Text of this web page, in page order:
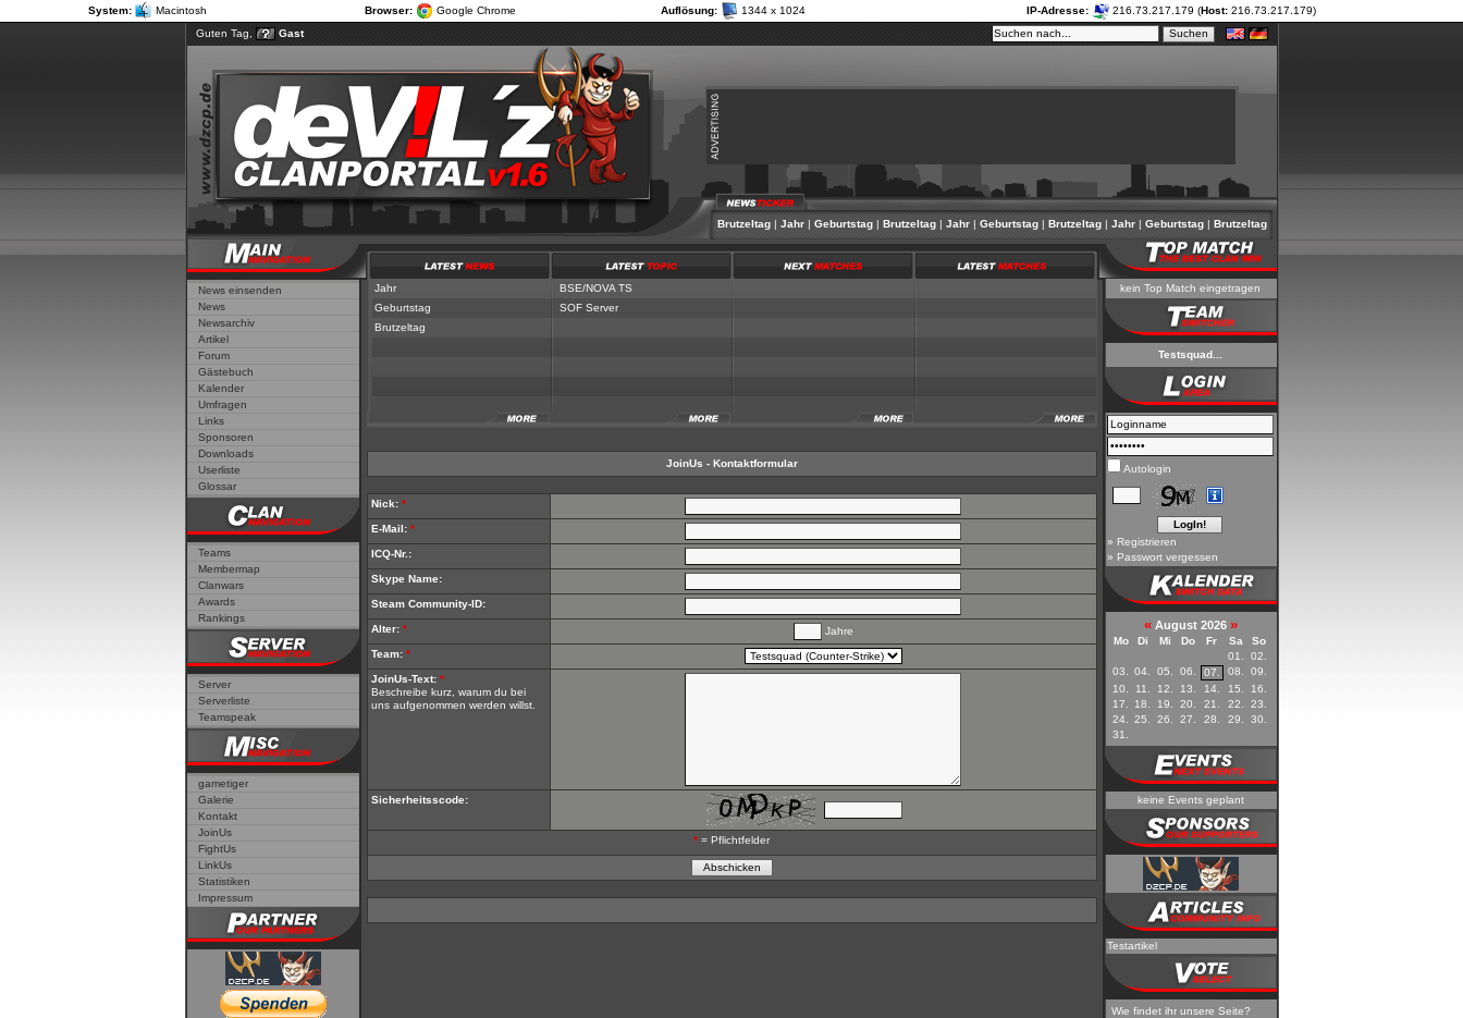
System: Macintosh Browser: Google Chrome Auflösung: 1344 x 1024 IP-Adresse: 216.73.217.179 (Host:216.73.217.179)
Guten Tag,
Gast
Jahr| Geburtstag Brutzeltag|Jahr|Geburtstag|Brutzeltag|Jahr|Geburtstag|Brutzeltag|Jahr|Geburtstag|Brutzeltag|Jahr
News einsenden
News
Newsarchiv
Artikel
Forum
Gästebuch
Kalender
Umfragen
Links
Sponsoren
Downloads
Userliste
Glossar
Teams
Membermap
Clanwars
Awards
Rankings
Server
Serverliste
Teamspeak
gametiger
Galerie
Kontakt
JoinUs
FightUs
LinkUs
Statistiken
Impressum
Jahr
Geburtstag
Brutzeltag
BSE/NOVA TS
SOF Server
JoinUs - Kontaktformular
Nick: *
E-Mail: *
ICQ-Nr.:
Skype Name:
Steam Community-ID:
Alter: *
Jahre
Team: *
JoinUs-Text: *
Beschreibe kurz, warum du bei
uns aufgenommen werden willst.
Sicherheitsscode:
* = Pflichtfelder
kein Top Match eingetragen
Testsquad...
Autologin
» Registrieren
» Passwort vergessen
« August 2026 »
Mo Di Mi Do Fr Sa
So
01.
02.
03.
04. 05. 06. 07. 08.
09.
10.
11. 12. 13. 14. 15.
16.
17.
18. 19. 20. 21. 22.
23.
24.
25. 26. 27. 28. 29.
30.
31.
keine Events geplant
Testartikel
Wie findet ihr unsere Seite?